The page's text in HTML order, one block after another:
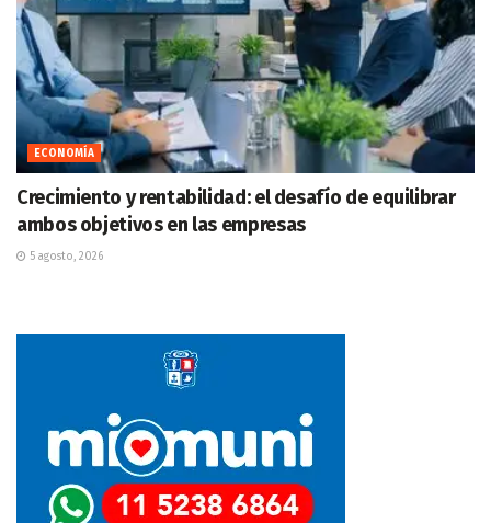
ECONOMÍA
Crecimiento y rentabilidad: el desafío de equilibrar
ambos objetivos en las empresas
5 agosto, 2026